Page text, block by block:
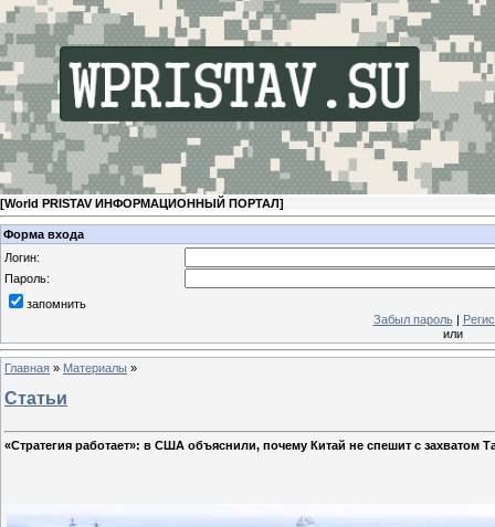
[World PRISTAV ИНФОРМАЦИОННЫЙ ПОРТАЛ]
Форма входа
Логин:
Пароль:
запомнить
Забыл пароль|
или
Главная » Материалы »
Статьи
«Стратегия работает»: в США объяснили, почему Китай не спешит с захватом